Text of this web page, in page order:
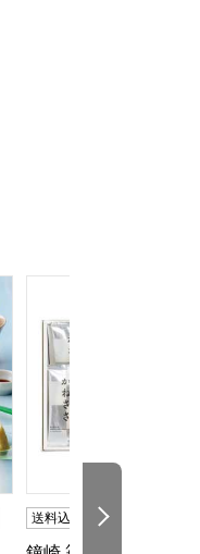
】[JU-02]
贈りもの・お中元】[B]
送料込み 冷蔵次の商品